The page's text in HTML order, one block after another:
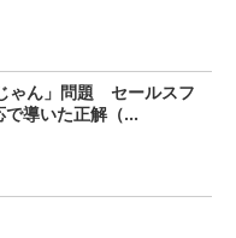
ゃん」問題 セールスフ
導いた正解（...